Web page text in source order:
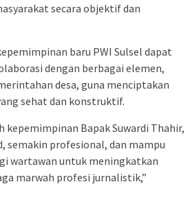
secara objektif dan
baru PWI Sulsel dapat
dengan berbagai elemen,
desa, guna menciptakan
sehat dan konstruktif.
kepemimpinan Bapak Suwardi Thahir,
semakin profesional, dan mampu
wartawan untuk meningkatkan
marwah profesi jurnalistik,”